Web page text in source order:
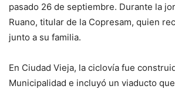
pasado 26 de septiembre. Durante la
Ruano, titular de la Copresam, quien
junto a su familia.
En Ciudad Vieja, la ciclovía fue
Municipalidad e incluyó un viaducto